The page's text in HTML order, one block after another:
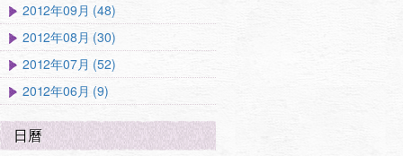
2012年09月 (48)
2012年08月 (30)
2012年07月 (52)
2012年06月 (9)
日曆